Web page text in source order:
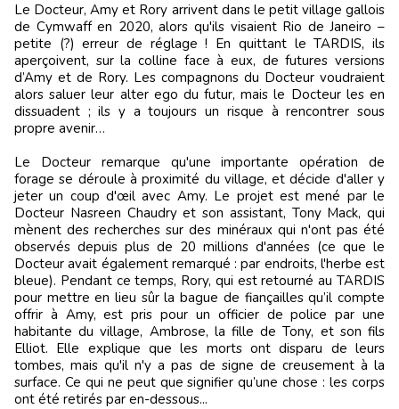
Le Docteur, Amy et Rory arrivent dans le petit village gallois
de Cymwaff en 2020, alors qu'ils visaient Rio de Janeiro –
petite (?) erreur de réglage ! En quittant le TARDIS, ils
aperçoivent, sur la colline face à eux, de futures versions
d’Amy et de Rory. Les compagnons du Docteur voudraient
alors saluer leur alter ego du futur, mais le Docteur les en
dissuadent ; ils y a toujours un risque à rencontrer sous
propre avenir…
Le Docteur remarque qu'une importante opération de
forage se déroule à proximité du village, et décide d'aller y
jeter un coup d'œil avec Amy. Le projet est mené par le
Docteur Nasreen Chaudry et son assistant, Tony Mack, qui
mènent des recherches sur des minéraux qui n'ont pas été
observés depuis plus de 20 millions d'années (ce que le
Docteur avait également remarqué : par endroits, l'herbe est
bleue). Pendant ce temps, Rory, qui est retourné au TARDIS
pour mettre en lieu sûr la bague de fiançailles qu’il compte
offrir à Amy, est pris pour un officier de police par une
habitante du village, Ambrose, la fille de Tony, et son fils
Elliot. Elle explique que les morts ont disparu de leurs
tombes, mais qu'il n'y a pas de signe de creusement à la
surface. Ce qui ne peut que signifier qu’une chose : les corps
ont été retirés par en-dessous...